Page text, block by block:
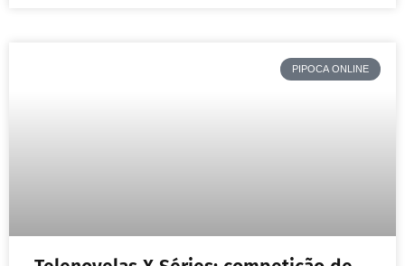
PIPOCA ONLINE